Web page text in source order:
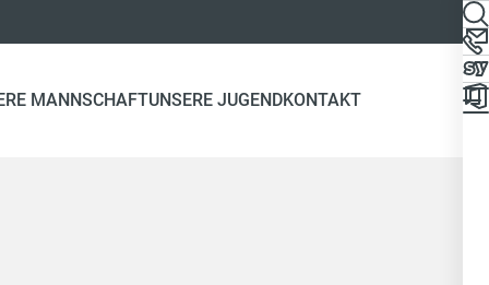
MANNSCHAFTUNSERE JUGENDKONTAKT